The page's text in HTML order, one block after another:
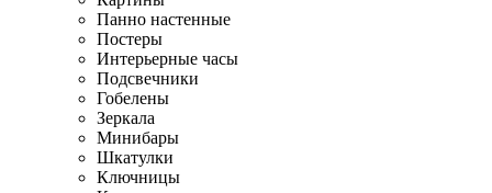
Панно настенные
Постеры
Интерьерные часы
Подсвечники
Гобелены
Зеркала
Минибары
Шкатулки
Ключницы